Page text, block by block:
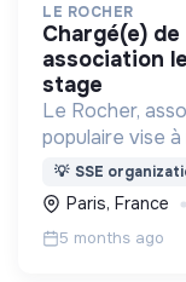
LE ROCHER
chargé(e) de projet pédagogie (h/f)
association
stage
Le Rocher,
populaire vise
quartiers en
au coeur du
💡 SSE
Paris, France
5 months ago